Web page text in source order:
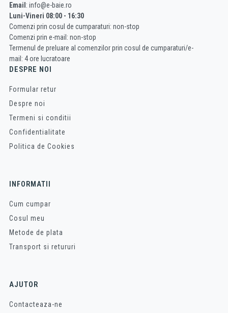
Email : info@e-baie.ro
Luni-Vineri 08:00 - 16:30
Comenzi prin cosul de cumparaturi: non-stop
Comenzi prin e-mail: non-stop
Termenul de preluare al comenzilor prin cosul de cumparaturi/e-
mail: 4 ore lucratoare
DESPRE NOI
Formular retur
Despre noi
Termeni si conditii
Confidentialitate
Politica de Cookies
INFORMATII
Cum cumpar
Cosul meu
Metode de plata
Transport si retururi
AJUTOR
Contacteaza-ne